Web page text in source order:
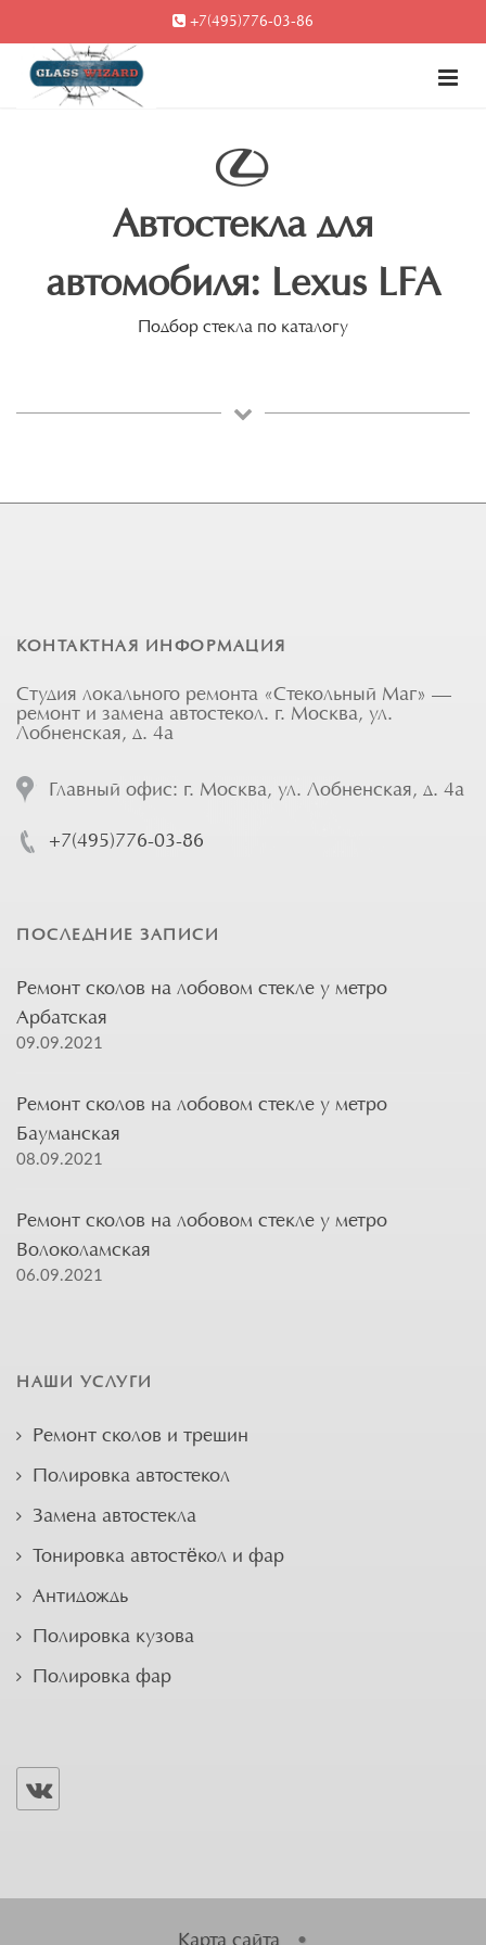
+7(495)776-03-86
Автостекла для
автомобиля: Lexus LFA
Подбор стекла по каталогу
КОНТАКТНАЯ ИНФОРМАЦИЯ
Студия локального ремонта «Стекольный Маг» —
ремонт и замена автостекол. г. Москва, ул.
Лобненская, д. 4а
Главный офис: г. Москва, ул. Лобненская, д. 4а
+7(495)776-03-86
ПОСЛЕДНИЕ ЗАПИСИ
Ремонт сколов на лобовом стекле у метро
Арбатская
09.09.2021
Ремонт сколов на лобовом стекле у метро
Бауманская
08.09.2021
Ремонт сколов на лобовом стекле у метро
Волоколамская
06.09.2021
НАШИ УСЛУГИ
Ремонт сколов и трещин
Полировка автостекол
Замена автостекла
Тонировка автостёкол и фар
Антидождь
Полировка кузова
Полировка фар
Карта сайта •